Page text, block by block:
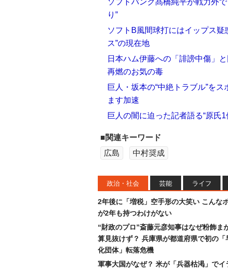
ソフトバンク髙橋純平が戦力外
り”
ソフトB風間球打にはイップス
ス”の現在地
日本ハム伊藤への「誹謗中傷」
再燃のお気の毒
巨人・坂本の“中絶トラブル”を
ます加速
巨人の闇に迫った記者語る“原氏
■関連キーワード
広島
中村奨成
政治・社会 芸能 ライフ
2年後に「増税」空手形の大笑い こんな
が2年も持つわけがない
“財政のプロ”斎藤元彦知事はなぜ粉飾ま
算見抜けず？ 兵庫県が都道府県で初の「
化団体」転落危機
軍事大国がなぜ？ 米が「兵器枯渇」でイ